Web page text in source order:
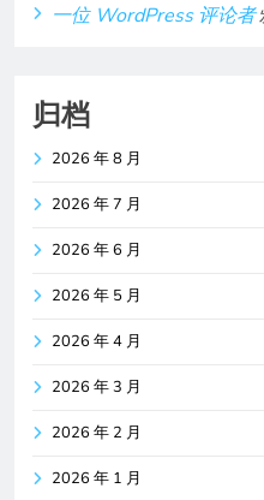
一位 WordPress 评论者
归档
2026 年 8 月
2026 年 7 月
2026 年 6 月
2026 年 5 月
2026 年 4 月
2026 年 3 月
2026 年 2 月
2026 年 1 月